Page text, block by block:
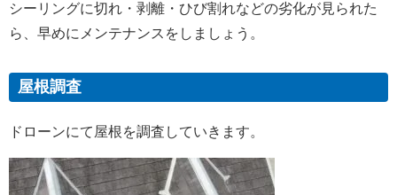
シーリングに切れ・剥離・ひび割れなどの劣化が見られた
ら、早めにメンテナンスをしましょう。
屋根調査
ドローンにて屋根を調査していきます。